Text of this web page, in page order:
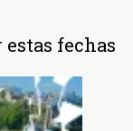
fechas